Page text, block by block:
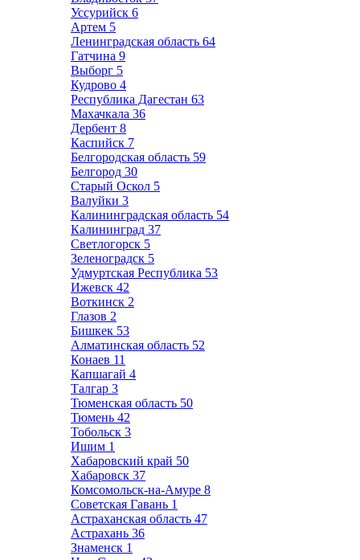
Уссурийск 6
Артем 5
Ленинградская область 64
Гатчина 9
Выборг 5
Кудрово 4
Республика Дагестан 63
Махачкала 36
Дербент 8
Каспийск 7
Белгородская область 59
Белгород 30
Старый Оскол 5
Валуйки 3
Калининградская область 54
Калининград 37
Светлогорск 5
Зеленоградск 5
Удмуртская Республика 53
Ижевск 42
Воткинск 2
Глазов 2
Бишкек 53
Алматинская область 52
Конаев 11
Капшагай 4
Талгар 3
Тюменская область 50
Тюмень 42
Тобольск 3
Ишим 1
Хабаровский край 50
Хабаровск 37
Комсомольск-на-Амуре 8
Советская Гавань 1
Астраханская область 47
Астрахань 36
Знаменск 1